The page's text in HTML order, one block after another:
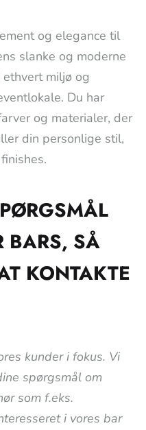
og elegance til
slanke og moderne
miljø og
Du har
og materialer, der
din personlige stil,
BARS, SÅ
KONTAKTE
kunder i fokus. Vi
spørgsmål om
som f.eks.
i vores bar